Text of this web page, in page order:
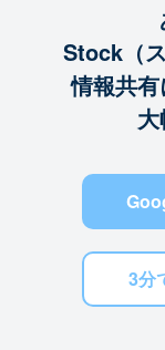
Stock（
情報共有
大
3分